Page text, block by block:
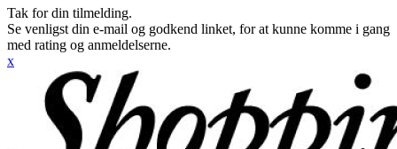
Tak for din tilmelding.
Se venligst din e-mail og godkend linket, for at kunne komme i gang
med rating og anmeldelserne.
x